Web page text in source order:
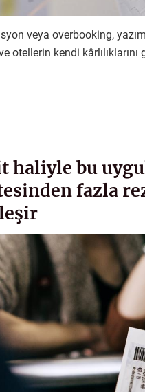
veya overbooking,
otellerin kendi
haliyle bu
fazla